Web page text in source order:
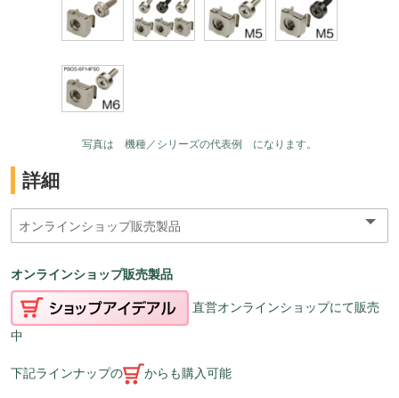
写真は 機種／シリーズの代表例 になります。
詳細
オンラインショップ販売製品
直営オンラインショップにて販売
中
下記ラインナップの からも購入可能